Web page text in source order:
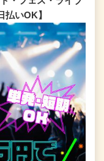
いOK】